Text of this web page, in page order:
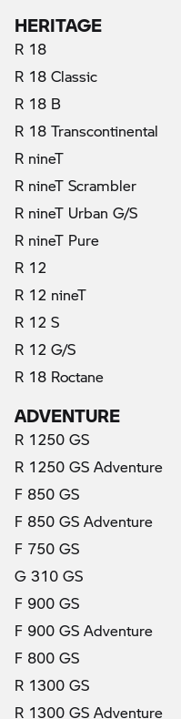
HERITAGE
R 18
R 18 Classic
R 18 B
R 18 Transcontinental
R nineT
R nineT Scrambler
R nineT Urban G/S
R nineT Pure
R 12
R 12 nineT
R 12 S
R 12 G/S
R 18 Roctane
ADVENTURE
R 1250 GS
R 1250 GS Adventure
F 850 GS
F 850 GS Adventure
F 750 GS
G 310 GS
F 900 GS
F 900 GS Adventure
F 800 GS
R 1300 GS
R 1300 GS Adventure